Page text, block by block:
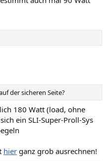
der sicheren Seite?
180 Watt (load, ohne
ein SLI-Super-Proll-Sys
hier ganz grob ausrechnen!